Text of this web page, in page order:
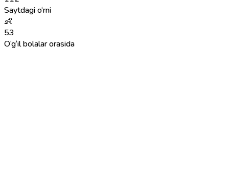
Saytdagi o‘rni
👶
53
O‘g‘il bolalar orasida